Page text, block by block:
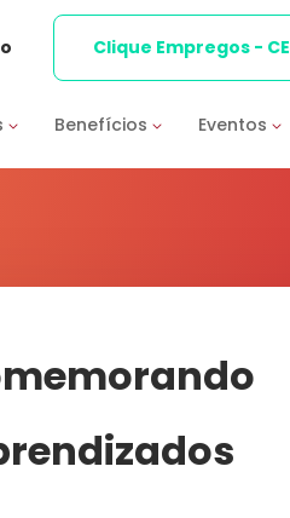
Benefícios Eventos
Clique Empregos - CE